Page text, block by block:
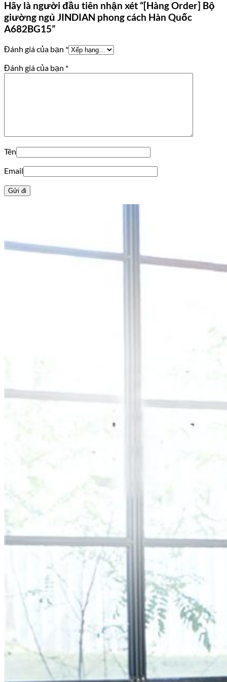
Hãy là người đầu tiên nhận xét “[Hàng Order] Bộ
giường ngủ JINDIAN phong cách Hàn Quốc
A682BG15”
Đánh giá của bạn *
Đánh giá của bạn *
Tên
Email